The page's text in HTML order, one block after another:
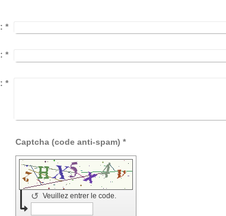
*
*
*
Captcha (code anti-spam) *
Veuillez entrer le code.
↺